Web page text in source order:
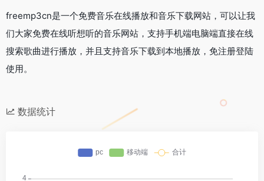
freemp3cn是一个免费音乐在线播放和音乐下载网站，可以让我
们大家免费在线听想听的音乐网站，支持手机端电脑端直接在线
搜索歌曲进行播放，并且支持音乐下载到本地播放，免注册登陆
使用。
数据统计